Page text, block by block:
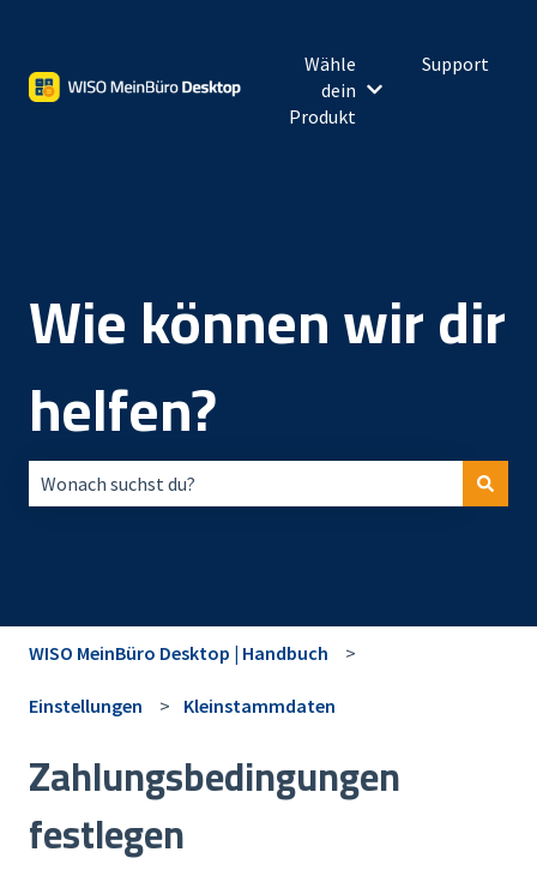
Wähle
dein
Produkt
Untermenü für
Support
Wie können wir dir
helfen?
WISO MeinBüro Desktop | Handbuch
Einstellungen Kleinstammdaten
Zahlungsbedingungen
festlegen